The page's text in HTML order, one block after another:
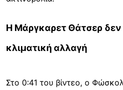
Η Μάργκαρετ Θάτσερ δεν
κλιματική αλλαγή
Στο 0:41 του βίντεο, ο